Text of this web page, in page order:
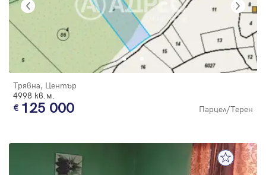
Трявна, Център
4998 кв.м.
125 000 Парцел/Терен